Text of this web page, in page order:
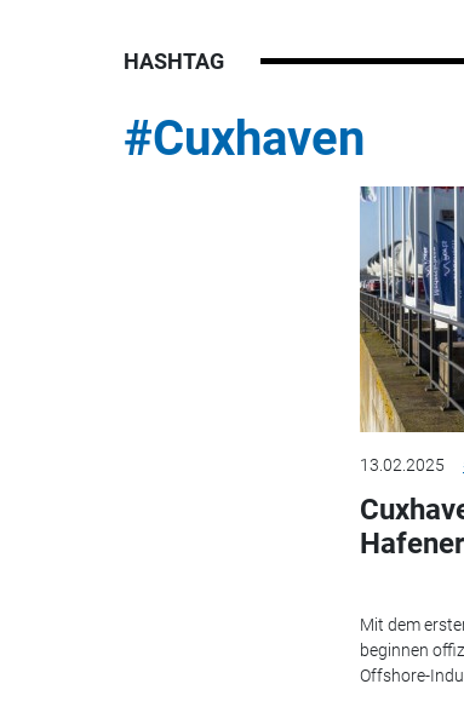
HASHTAG
#Cuxhaven
13.02.2025
Mit dem
beginnen
Offshore-